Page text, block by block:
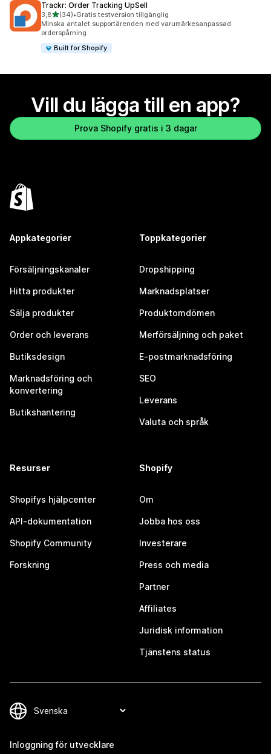
Trackr: Order Tracking UpSell
3,8av 5 stjärnor
(34)
34 recensioner totalt
•Gratis testversion tillgänglig
Minska antalet supportärenden med varumärkesanpassad
orderspårning
Built for Shopify
Vill du lägga till en app?
Prova Shopify gratis i 3 dagar
Appkategorier
Försäljningskanaler
Hitta produkter
Sälja produkter
Order och leverans
Butiksdesign
Marknadsföring och
konvertering
Butikshantering
Toppkategorier
Dropshipping
Marknadsplatser
Produktomdömen
Merförsäljning och paket
E-postmarknadsföring
SEO
Leverans
Valuta och språk
Resurser
Shopifys hjälpcenter
API-dokumentation
Shopify Community
Forskning
Shopify
Om
Jobba hos oss
Investerare
Press och media
Partner
Affiliates
Juridisk information
Tjänstens status
Inloggning för utvecklare